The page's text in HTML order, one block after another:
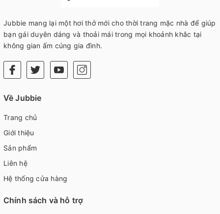
Jubbie mang lại một hơi thở mới cho thời trang mặc nhà để giúp
bạn gái duyên dáng và thoải mái trong mọi khoảnh khắc tại
không gian ấm cúng gia đình.
Về Jubbie
Trang chủ
Giới thiệu
Sản phẩm
Liên hệ
Hệ thống cửa hàng
Chính sách và hỗ trợ